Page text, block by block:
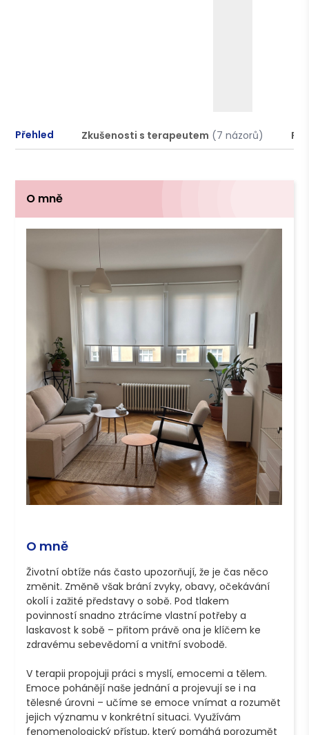
Přehled Zkušenosti s terapeutem (7 názorů)
O mně
O mně
Životní obtíže nás často upozorňují, že je čas něco
změnit. Změně však brání zvyky, obavy, očekávání
okolí i zažité představy o sobě. Pod tlakem
povinností snadno ztrácíme vlastní potřeby a
laskavost k sobě – přitom právě ona je klíčem ke
zdravému sebevědomí a vnitřní svobodě.
V terapii propojuji práci s myslí, emocemi a tělem.
Emoce pohánějí naše jednání a projevují se i na
tělesné úrovni – učíme se emoce vnímat a rozumět
jejich významu v konkrétní situaci. Využívám
fenomenologický přístup, který pomáhá porozumět